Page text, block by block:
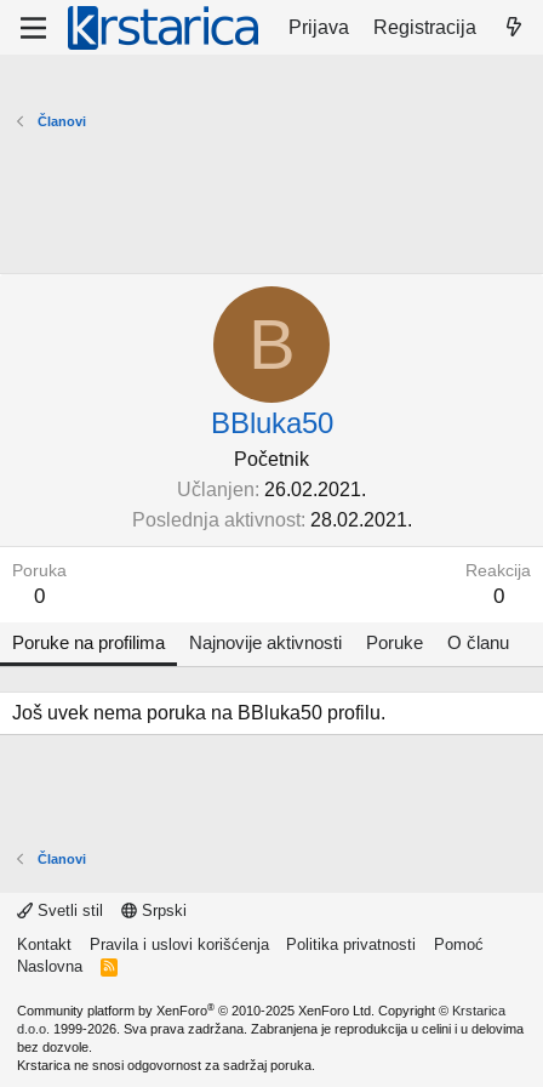
Prijava Registracija
Članovi
B
BBluka50
Početnik
Učlanjen 26.02.2021.
Poslednja aktivnost 28.02.2021.
Poruka
0
Reakcija
0
Poruke na profilima Najnovije aktivnosti Poruke O članu
Još uvek nema poruka na BBluka50 profilu.
Članovi
Svetli stil
Srpski
Kontakt
Pravila i uslovi korišćenja Politika privatnosti
Pomoć
Naslovna
R
Community platform by XenForo® © 2010-2025 XenForo Ltd. Copyright © Krstarica
d.o.o. 1999-2026. Sva prava zadržana. Zabranjena je reprodukcija u celini i u delovima
bez dozvole.
Krstarica ne snosi odgovornost za sadržaj poruka.